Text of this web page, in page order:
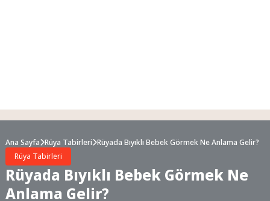
Ana Sayfa Rüya Tabirleri Rüyada Bıyıklı Bebek Görmek Ne Anlama Gelir?
Rüya Tabirleri
Rüyada Bıyıklı Bebek Görmek Ne
Anlama Gelir?